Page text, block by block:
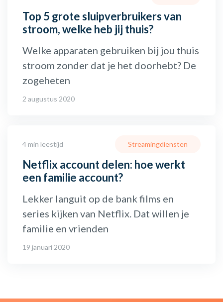
Top 5 grote sluipverbruikers van
stroom, welke heb jij thuis?
Welke apparaten gebruiken bij jou thuis
stroom zonder dat je het doorhebt? De
zogeheten
2 augustus 2020
4 min leestijd
Netflix account delen: hoe werkt
een familie account?
Streamingdiensten
Lekker languit op de bank films en
series kijken van Netflix. Dat willen je
familie en vrienden
19 januari 2020